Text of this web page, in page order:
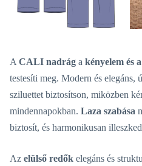
A CALI nadrág a kényelem és
testesíti meg. Modern és elegáns,
sziluettet biztosítson, miközben
mindennapokban. Laza szabása
biztosít, és harmonikusan
Az elülső redők elegáns és